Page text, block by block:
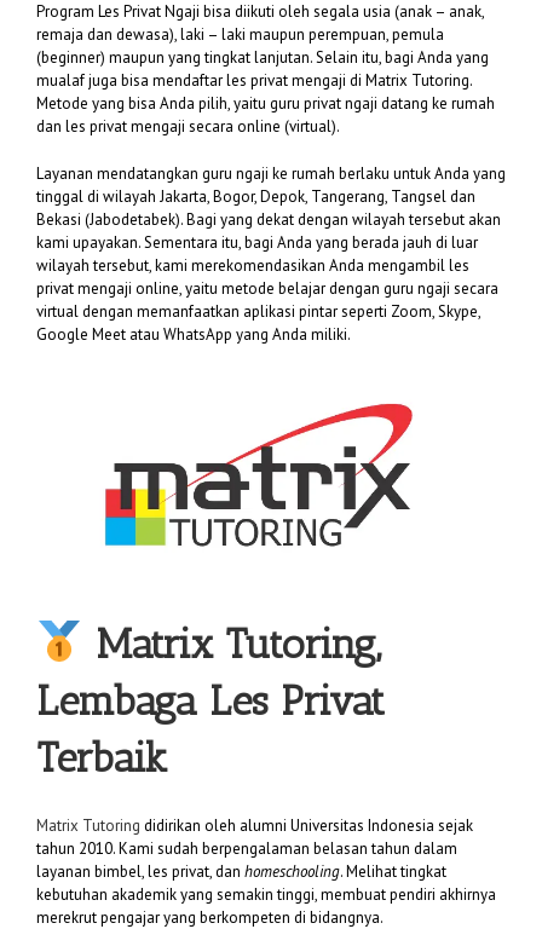
Program Les Privat Ngaji bisa diikuti oleh segala usia (anak – anak,
remaja dan dewasa), laki – laki maupun perempuan, pemula
(beginner) maupun yang tingkat lanjutan. Selain itu, bagi Anda yang
mualaf juga bisa mendaftar les privat mengaji di Matrix Tutoring.
Metode yang bisa Anda pilih, yaitu guru privat ngaji datang ke rumah
dan les privat mengaji secara online (virtual).
Layanan mendatangkan guru ngaji ke rumah berlaku untuk Anda yang
tinggal di wilayah Jakarta, Bogor, Depok, Tangerang, Tangsel dan
Bekasi (Jabodetabek). Bagi yang dekat dengan wilayah tersebut akan
kami upayakan. Sementara itu, bagi Anda yang berada jauh di luar
wilayah tersebut, kami merekomendasikan Anda mengambil les
privat mengaji online, yaitu metode belajar dengan guru ngaji secara
virtual dengan memanfaatkan aplikasi pintar seperti Zoom, Skype,
Google Meet atau WhatsApp yang Anda miliki.
Matrix Tutoring,
Lembaga Les Privat
Terbaik
Matrix Tutoring didirikan oleh alumni Universitas Indonesia sejak
tahun 2010. Kami sudah berpengalaman belasan tahun dalam
layanan bimbel, les privat, dan homeschooling. Melihat tingkat
kebutuhan akademik yang semakin tinggi, membuat pendiri akhirnya
merekrut pengajar yang berkompeten di bidangnya.